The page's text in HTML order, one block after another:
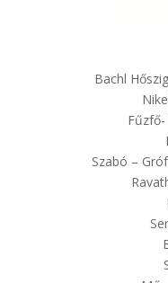
Bachl
Szabó –